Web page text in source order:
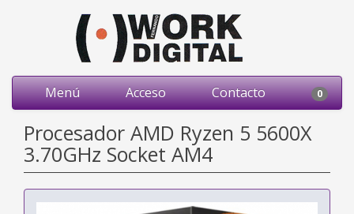
Menú Acceso Contacto 0
Procesador AMD Ryzen 5 5600X
3.70GHz Socket AM4